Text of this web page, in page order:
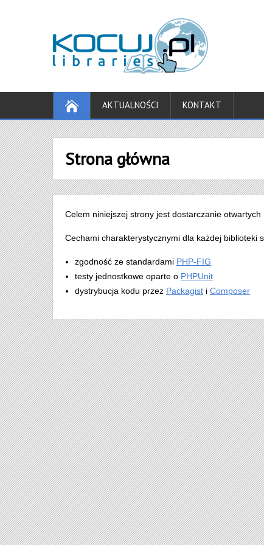
AKTUALNOŚCI KONTAKT
Strona główna
Celem niniejszej strony jest dostarczanie
Cechami charakterystycznymi dla każdej biblioteki
zgodność ze standardami PHP-FIG
testy jednostkowe oparte o PHPUnit
dystrybucja kodu przez Packagist i Composer